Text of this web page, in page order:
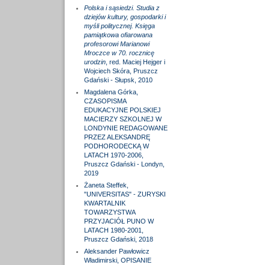
Polska i sąsiedzi. Studia z
dziejów kultury, gospodarki i
myśli politycznej. Księga
pamiątkowa ofiarowana
profesorowi Marianowi
Mroczce w 70. rocznicę
urodzin, red. Maciej Hejger i
Wojciech Skóra, Pruszcz
Gdański - Słupsk, 2010
Magdalena Górka,
CZASOPISMA
EDUKACYJNE POLSKIEJ
MACIERZY SZKOLNEJ W
LONDYNIE REDAGOWANE
PRZEZ ALEKSANDRĘ
PODHORODECKĄ W
LATACH 1970-2006,
Pruszcz Gdański - Londyn,
2019
Żaneta Steffek,
"UNIVERSITAS" - ZURYSKI
KWARTALNIK
TOWARZYSTWA
PRZYJACIÓŁ PUNO W
LATACH 1980-2001,
Pruszcz Gdański, 2018
Aleksander Pawłowicz
Władimirski, OPISANIE